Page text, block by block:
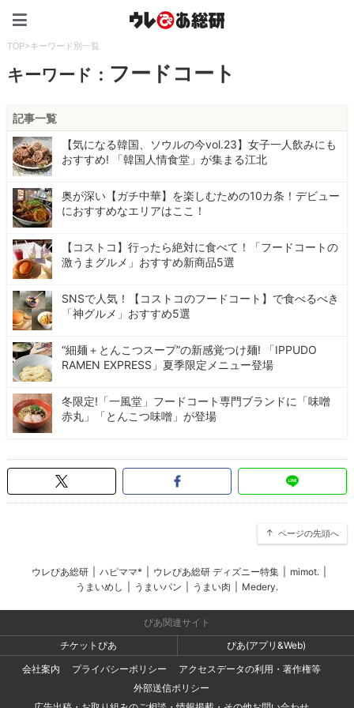
TOP>キーワード別一覧
キーワード： フードコート
記事一覧
【気になる韓国、ソウルの今vol.23】女子一人飲みにも
おすすめ! 「韓国人情食堂」が集まる江北
奥が深い【ガチ中華】を楽しむための10カ条！デビュー
におすすめなエリアはここ！
【コストコ】行ったら絶対に食べて！「フードコートの
激うまグルメ」おすすめ新商品5選
SNSで人気！【コストコのフードコート】で食べるべき
「神グルメ」おすすめ5選
“細麺＋とんこつスープ”の新感覚つけ麺! 「IPPUDO
RAMEN EXPRESS」夏季限定メニュー登場
冬限定!「一風堂」フードコート専門ブランドに「味噌
赤丸」「とんこつ味噌」が登場
ページの先頭へ
ウレぴあ総研 ハピママ* ウレぴあ総研 ディズニー特集 mimot.
うまいめし
うまいパン うまい肉 Medery.
ぴあ関連サイト
チケットぴあ
ぴあ(アプリ&Web)
会社案内
プライバシーポリシー
アクセスデータの利用・著作権等
外部送信ポリシー